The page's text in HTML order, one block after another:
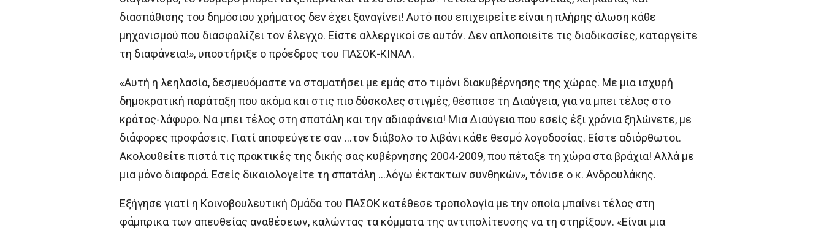
διασπάθισης του δημόσιου χρήματος δεν έχει ξαναγίνει! Αυτό που επιχειρείτε είναι η πλήρης άλωση κάθε
μηχανισμού που διασφαλίζει τον έλεγχο. Είστε αλλεργικοί σε αυτόν. Δεν απλοποιείτε τις διαδικασίες, καταργείτε
τη διαφάνεια!», υποστήριξε ο πρόεδρος του ΠΑΣΟΚ-ΚΙΝΑΛ.
«Αυτή η λεηλασία, δεσμευόμαστε να σταματήσει με εμάς στο τιμόνι διακυβέρνησης της χώρας. Με μια ισχυρή
δημοκρατική παράταξη που ακόμα και στις πιο δύσκολες στιγμές, θέσπισε τη Διαύγεια, για να μπει τέλος στο
κράτος-λάφυρο. Να μπει τέλος στη σπατάλη και την αδιαφάνεια! Μια Διαύγεια που εσείς έξι χρόνια ξηλώνετε, με
διάφορες προφάσεις. Γιατί αποφεύγετε σαν …τον διάβολο το λιβάνι κάθε θεσμό λογοδοσίας. Είστε αδιόρθωτοι.
Ακολουθείτε πιστά τις πρακτικές της δικής σας κυβέρνησης 2004-2009, που πέταξε τη χώρα στα βράχια! Αλλά με
μια μόνο διαφορά. Εσείς δικαιολογείτε τη σπατάλη …λόγω έκτακτων συνθηκών», τόνισε ο κ. Ανδρουλάκης.
Εξήγησε γιατί η Κοινοβουλευτική Ομάδα του ΠΑΣΟΚ κατέθεσε τροπολογία με την οποία μπαίνει τέλος στη
φάμπρικα των απευθείας αναθέσεων, καλώντας τα κόμματα της αντιπολίτευσης να τη στηρίξουν. «Είναι μια